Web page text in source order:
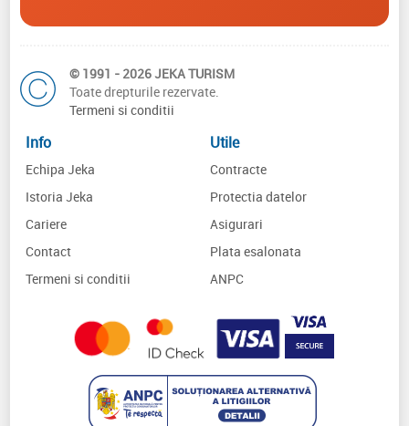
© 1991 - 2026 JEKA TURISM
Toate drepturile rezervate.
Termeni si conditii
Info
Echipa Jeka
Istoria Jeka
Cariere
Contact
Termeni si conditii
Utile
Contracte
Protectia datelor
Asigurari
Plata esalonata
ANPC